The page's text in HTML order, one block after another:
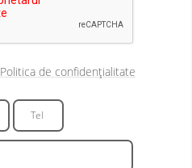
Politica de confidențialitate